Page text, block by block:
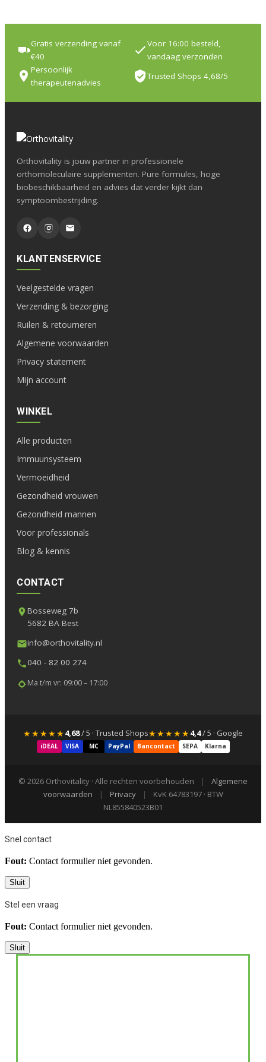
Gratis verzending vanaf
€40
Voor 16:00 besteld,
vandaag verzonden
Persoonlijk
therapeutenadvies
Trusted Shops 4,68/5
Orthovitality is jouw partner in professionele
orthomoleculaire supplementen. Pure formules, hoge
biobeschikbaarheid en advies dat verder kijkt dan
symptoombestrijding.
KLANTENSERVICE
Veelgestelde vragen
Verzending & bezorging
Ruilen & retourneren
Algemene voorwaarden
Privacy statement
Mijn account
WINKEL
Alle producten
Immuunsysteem
Vermoeidheid
Gezondheid vrouwen
Gezondheid mannen
Voor professionals
Blog & kennis
CONTACT
Bosseweg 7b
5682 BA Best
info@orthovitality.nl
040 - 82 00 274
Ma t/m vr: 09:00 – 17:00
★★★★★4,68/ 5 · Trusted Shops★★★★★4,4/ 5 · Google
iDEAL VISA MC PayPal Bancontact SEPA Klarna
© 2026 Orthovitality · Alle rechten voorbehouden |
Algemene
voorwaarden
| Privacy |
KvK 64783197 · BTW
NL855840523B01
Snel contact
Fout: Contact formulier niet gevonden.
Sluit
Stel een vraag
Fout: Contact formulier niet gevonden.
Sluit